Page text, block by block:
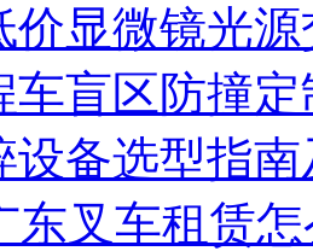
价显微镜光
车盲区防撞
设备选型指
东叉车租赁